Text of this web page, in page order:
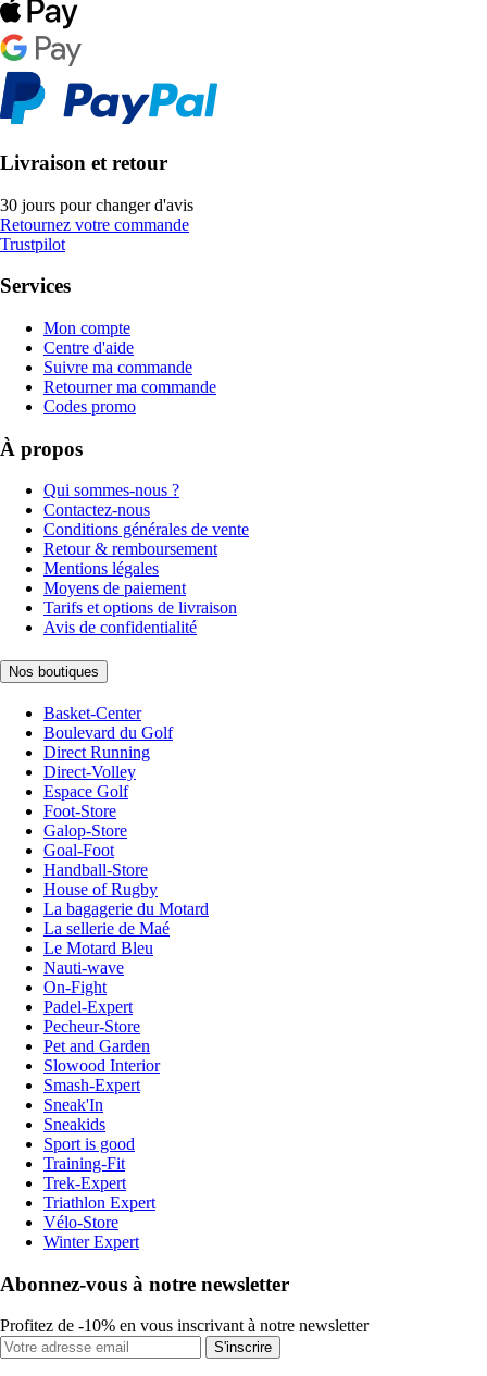
Livraison et retour
30 jours pour changer d'avis
Retournez votre commande
Trustpilot
Services
Mon compte
Centre d'aide
Suivre ma commande
Retourner ma commande
Codes promo
À propos
Qui sommes-nous ?
Contactez-nous
Conditions générales de vente
Retour & remboursement
Mentions légales
Moyens de paiement
Tarifs et options de livraison
Avis de confidentialité
Nos boutiques
Basket-Center
Boulevard du Golf
Direct Running
Direct-Volley
Espace Golf
Foot-Store
Galop-Store
Goal-Foot
Handball-Store
House of Rugby
La bagagerie du Motard
La sellerie de Maé
Le Motard Bleu
Nauti-wave
On-Fight
Padel-Expert
Pecheur-Store
Pet and Garden
Slowood Interior
Smash-Expert
Sneak'In
Sneakids
Sport is good
Training-Fit
Trek-Expert
Triathlon Expert
Vélo-Store
Winter Expert
Abonnez-vous à notre newsletter
Profitez de -10% en vous inscrivant à notre newsletter
S'inscrire